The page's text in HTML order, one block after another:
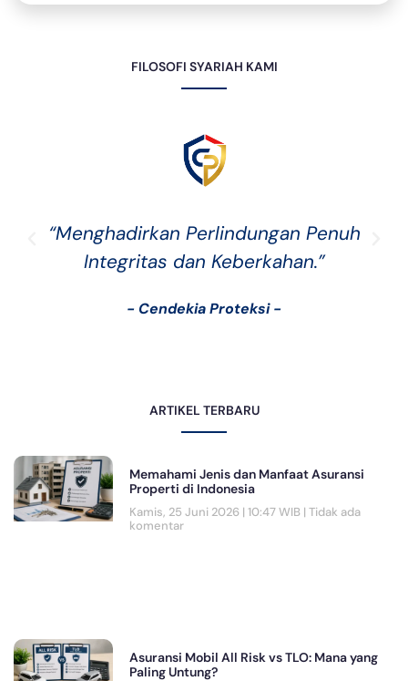
FILOSOFI SYARIAH KAMI
“Menghadirkan Perlindungan Penuh
Integritas dan Keberkahan.”
- Cendekia Proteksi -
ARTIKEL TERBARU
Memahami Jenis dan Manfaat Asuransi
Properti di Indonesia
Kamis, 25 Juni 2026 | 10:47 WIB Tidak ada
komentar
Asuransi Mobil All Risk vs TLO: Mana yang
Paling Untung?